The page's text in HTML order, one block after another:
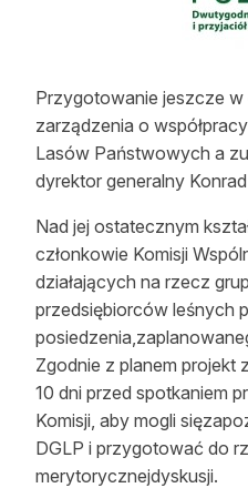
Leśnik na zakupach
Edukacja
Lasy prywatne
O nas
100 lat „Lasu
Prenumerata
Reklama
Zostań autorem
Archiwum
Przygotowanie jeszcze
zarządzenia o
Lasów Państwowych a
dyrektor generalny
Nad jej ostatecznym
członkowie Komisji
działających na rzecz
przedsiębiorców leśnych
Zgodnie z planem projekt
10 dni przed spotkaniem
Komisji, aby mogli
DGLP i przygotować do
merytorycznejdyskusji.